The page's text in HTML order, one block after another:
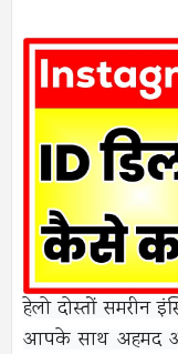
हेलो दोस्तों समरीन
आपके साथ अहमद